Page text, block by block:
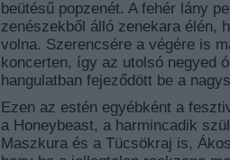
beütésű popzenét. A fehér lány
zenészekből álló zenekara élén,
volna. Szerencsére a végére is
koncerten, így az utolsó negyed
hangulatban fejeződött be a
Ezen az estén egyébként a
a Honeybeast, a harmincadik
Maszkura és a Tücsökraj is,